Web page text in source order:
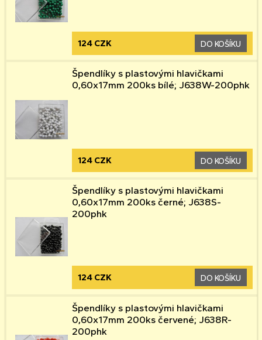
124 CZK DO KOŠÍKU
Špendlíky s plastovými hlavičkami
0,60x17mm 200ks bílé; J638W-200phk
124 CZK DO KOŠÍKU
Špendlíky s plastovými hlavičkami
0,60x17mm 200ks černé; J638S-
200phk
124 CZK DO KOŠÍKU
Špendlíky s plastovými hlavičkami
0,60x17mm 200ks červené; J638R-
200phk